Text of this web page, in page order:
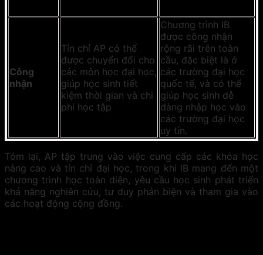
Công
nhận
Tín chỉ AP có thể
được chuyển đổi cho
các môn học đại học,
giúp học sinh tiết
kiệm thời gian và chi
phí học tập
Chương trình IB
được công nhận
rộng rãi trên toàn
cầu, đặc biệt là ở
các trường đại học
quốc tế, và có thể
giúp học sinh dễ
dàng nhập học vào
các trường đại học
uy tín.
Tóm lại, AP tập trung vào việc cung cấp các khóa học
nâng cao và tín chỉ đại học, trong khi IB mang đến một
chương trình học toàn diện, yêu cầu học sinh phát triển
khả năng nghiên cứu, tư duy phản biện và tham gia vào
các hoạt động cộng đồng.